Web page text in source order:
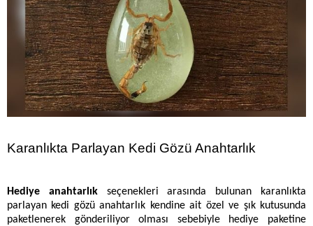
Karanlıkta Parlayan Kedi Gözü Anahtarlık
Hediye anahtarlık seçenekleri arasında bulunan karanlıkta
parlayan kedi gözü anahtarlık kendine ait özel ve şık kutusunda
paketlenerek gönderiliyor olması sebebiyle hediye paketine